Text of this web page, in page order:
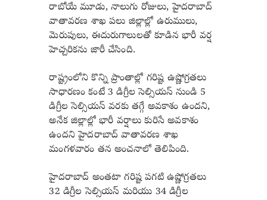
రాబోయే మూడు, నాలుగు రోజులు, హైదరాబాద్
వాతావరణ శాఖ పలు జిల్లాల్లో ఉరుములు,
మెరుపులు, ఈదురుగాలులతో కూడిన భారీ వర్ష
హెచ్చరికను జారీ చేసింది.
రాష్ట్రంలోని కొన్ని ప్రాంతాల్లో గరిష్ట ఉష్ణోగ్రతలు
సాధారణం కంటే 3 డిగ్రీల సెల్సియస్ నుండి 5
డిగ్రీల సెల్సియస్ వరకు తగ్గే అవకాశం ఉందని,
అనేక జిల్లాల్లో భారీ వర్షాలు కురిసే అవకాశం
ఉందని హైదరాబాద్ వాతావరణ శాఖ
మంగళవారం తన అంచనాలో తెలిపింది.
హైదరాబాద్ అంతటా గరిష్ట పగటి ఉష్ణోగ్రతలు
32 డిగ్రీల సెల్సియస్ మరియు 34 డిగ్రీల